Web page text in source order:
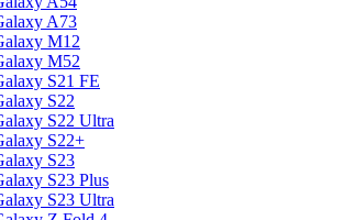
A73
M12
M52
S21 FE
S22
S22 Ultra
S22+
S23
S23 Plus
S23 Ultra